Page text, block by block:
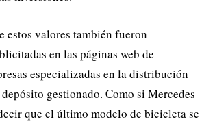
estos valores también fueron
en las páginas web de
especializadas en la distribución
gestionado. Como si Mercedes
que el último modelo de bicicleta se